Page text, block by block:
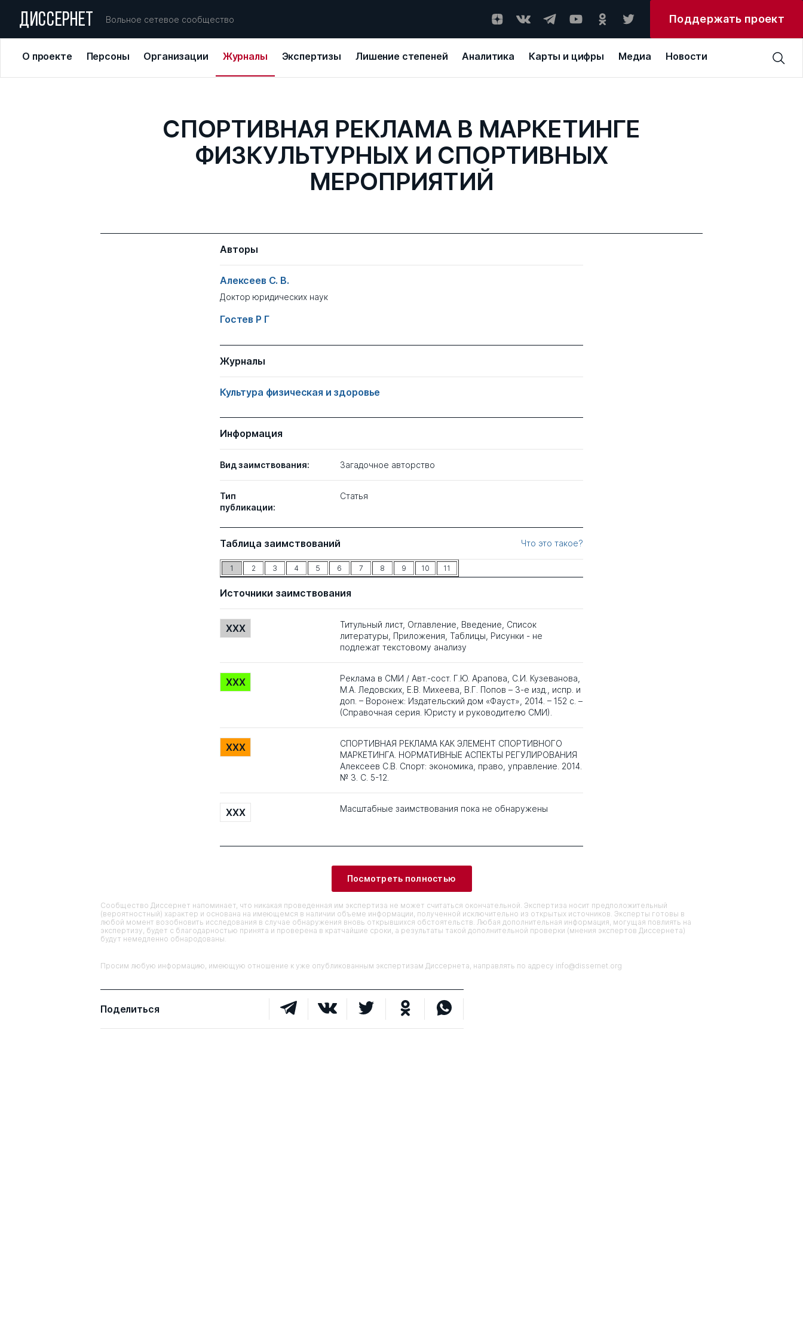
ДИССЕРНЕТ Вольное сетевое сообщество Поддержать проект
О проекте Персоны Организации Журналы Экспертизы Лишение степеней Аналитика Карты и цифры Медиа Новости
СПОРТИВНАЯ РЕКЛАМА В МАРКЕТИНГЕ
ФИЗКУЛЬТУРНЫХ И СПОРТИВНЫХ
МЕРОПРИЯТИЙ
Авторы
Алексеев С. В.
Доктор юридических наук
Гостев Р Г
Журналы
Культура физическая и здоровье
Информация
Вид заимствования: Загадочное авторство
Тип
публикации:
Статья
Таблица заимствований Что это такое?
1 2 3 4 5 6 7 8 9 10 11
Источники заимствования
XXX
Титульный лист, Оглавление, Введение, Список
литературы, Приложения, Таблицы, Рисунки - не
подлежат текстовому анализу
XXX
Реклама в СМИ / Авт.-сост. Г.Ю. Арапова, С.И. Кузеванова,
М.А. Ледовских, Е.В. Михеева, В.Г. Попов – 3-е изд., испр. и
доп. – Воронеж: Издательский дом «Фауст», 2014. – 152 с. –
(Справочная серия. Юристу и руководителю СМИ).
XXX
СПОРТИВНАЯ РЕКЛАМА КАК ЭЛЕМЕНТ СПОРТИВНОГО
МАРКЕТИНГА. НОРМАТИВНЫЕ АСПЕКТЫ РЕГУЛИРОВАНИЯ
Алексеев С.В. Спорт: экономика, право, управление. 2014.
№ 3. С. 5-12.
XXX Масштабные заимствования пока не обнаружены
Посмотреть полностью
Сообщество Диссернет напоминает, что никакая проведенная им экспертиза не может считаться окончательной. Экспертиза носит предположительный
(вероятностный) характер и основана на имеющемся в наличии объеме информации, полученной исключительно из открытых источников. Эксперты готовы в
любой момент возобновить исследования в случае обнаружения вновь открывшихся обстоятельств. Любая дополнительная информация, могущая повлиять на
экспертизу, будет с благодарностью принята и проверена в кратчайшие сроки, а результаты такой дополнительной проверки (мнения экспертов Диссернета)
будут немедленно обнародованы.
Просим любую информацию, имеющую отношение к уже опубликованным экспертизам Диссернета, направлять по адресу info@dissernet.org
Поделиться